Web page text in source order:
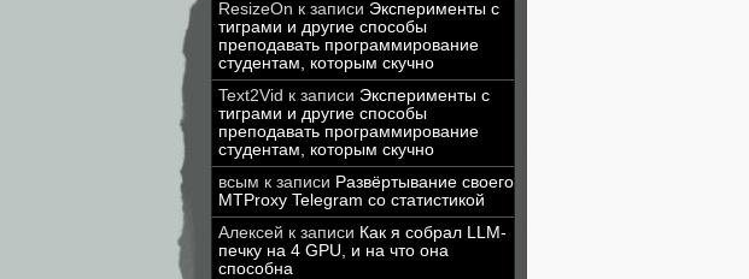
ResizeOn к записи Эксперименты с
тиграми и другие способы
преподавать программирование
студентам, которым скучно
Text2Vid к записи Эксперименты с
тиграми и другие способы
преподавать программирование
студентам, которым скучно
всым к записи Развёртывание своего
MTProxy Telegram со статистикой
Алексей к записи Как я собрал LLM-
печку на 4 GPU, и на что она
способна